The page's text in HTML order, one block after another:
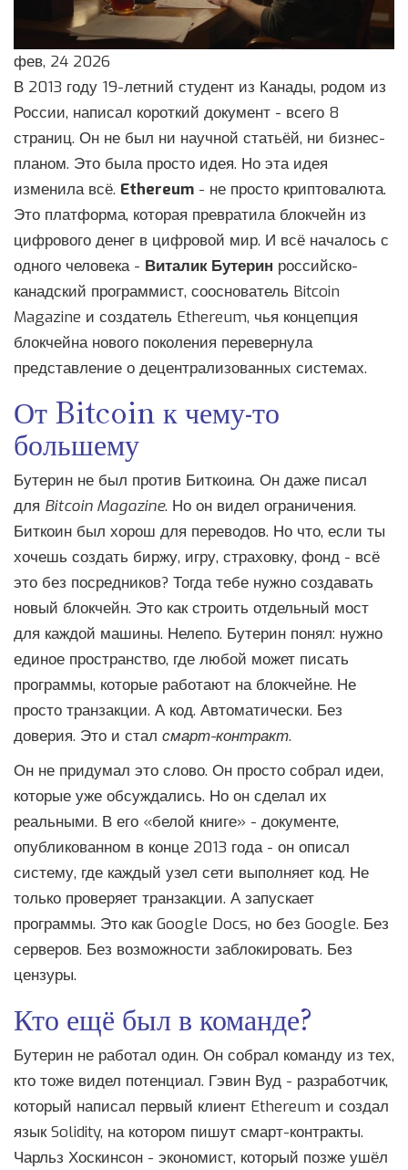
фев, 24 2026
В 2013 году 19-летний студент из Канады, родом из
России, написал короткий документ - всего 8
страниц. Он не был ни научной статьёй, ни бизнес-
планом. Это была просто идея. Но эта идея
изменила всё. Ethereum - не просто криптовалюта.
Это платформа, которая превратила блокчейн из
цифрового денег в цифровой мир. И всё началось с
одного человека - Виталик Бутерин российско-
канадский программист, сооснователь Bitcoin
Magazine и создатель Ethereum, чья концепция
блокчейна нового поколения перевернула
представление о децентрализованных системах.
От Bitcoin к чему-то
большему
Бутерин не был против Биткоина. Он даже писал
для Bitcoin Magazine. Но он видел ограничения.
Биткоин был хорош для переводов. Но что, если ты
хочешь создать биржу, игру, страховку, фонд - всё
это без посредников? Тогда тебе нужно создавать
новый блокчейн. Это как строить отдельный мост
для каждой машины. Нелепо. Бутерин понял: нужно
единое пространство, где любой может писать
программы, которые работают на блокчейне. Не
просто транзакции. А код. Автоматически. Без
доверия. Это и стал смарт-контракт.
Он не придумал это слово. Он просто собрал идеи,
которые уже обсуждались. Но он сделал их
реальными. В его «белой книге» - документе,
опубликованном в конце 2013 года - он описал
систему, где каждый узел сети выполняет код. Не
только проверяет транзакции. А запускает
программы. Это как Google Docs, но без Google. Без
серверов. Без возможности заблокировать. Без
цензуры.
Кто ещё был в команде?
Бутерин не работал один. Он собрал команду из тех,
кто тоже видел потенциал. Гэвин Вуд - разработчик,
который написал первый клиент Ethereum и создал
язык Solidity, на котором пишут смарт-контракты.
Чарльз Хоскинсон - экономист, который позже ушёл